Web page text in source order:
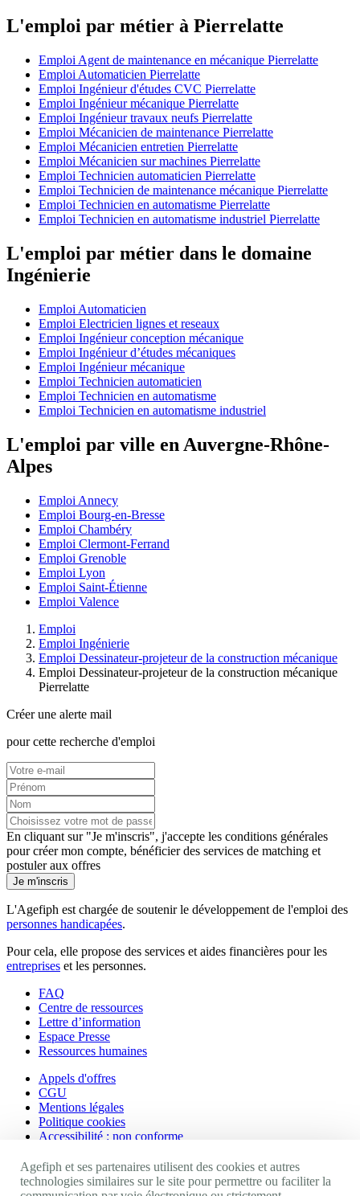
L'emploi par métier à Pierrelatte
Emploi Agent de maintenance en mécanique Pierrelatte
Emploi Automaticien Pierrelatte
Emploi Ingénieur d'études CVC Pierrelatte
Emploi Ingénieur mécanique Pierrelatte
Emploi Ingénieur travaux neufs Pierrelatte
Emploi Mécanicien de maintenance Pierrelatte
Emploi Mécanicien entretien Pierrelatte
Emploi Mécanicien sur machines Pierrelatte
Emploi Technicien automaticien Pierrelatte
Emploi Technicien de maintenance mécanique Pierrelatte
Emploi Technicien en automatisme Pierrelatte
Emploi Technicien en automatisme industriel Pierrelatte
L'emploi par métier dans le domaine
Ingénierie
Emploi Automaticien
Emploi Electricien lignes et reseaux
Emploi Ingénieur conception mécanique
Emploi Ingénieur d’études mécaniques
Emploi Ingénieur mécanique
Emploi Technicien automaticien
Emploi Technicien en automatisme
Emploi Technicien en automatisme industriel
L'emploi par ville en Auvergne-Rhône-
Alpes
Emploi Annecy
Emploi Bourg-en-Bresse
Emploi Chambéry
Emploi Clermont-Ferrand
Emploi Grenoble
Emploi Lyon
Emploi Saint-Étienne
Emploi Valence
Emploi
Emploi Ingénierie
Emploi Dessinateur-projeteur de la construction mécanique
Emploi Dessinateur-projeteur de la construction mécanique
Pierrelatte
Créer une alerte mail
pour cette recherche d'emploi
En cliquant sur "Je m'inscris", j'accepte les conditions générales
pour créer mon compte, bénéficier des services de matching et
postuler aux offres
Je m'inscris
L'Agefiph est chargée de soutenir le développement de l'emploi des
personnes handicapées.
Pour cela, elle propose des services et aides financières pour les
entreprises et les personnes.
FAQ
Centre de ressources
Lettre d’information
Espace Presse
Ressources humaines
Appels d'offres
CGU
Mentions légales
Politique cookies
Accessibilité : non conforme
Nos autres sites
Agefiph et ses partenaires utilisent des cookies et autres
technologies similaires sur le site pour permettre ou faciliter la